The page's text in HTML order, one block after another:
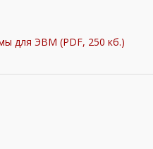
для ЭВМ (PDF, 250 кб.)